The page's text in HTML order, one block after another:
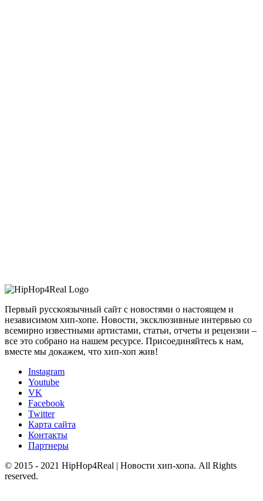
Первый русскоязычный сайт с новостями о настоящем и
независимом хип-хопе. Новости, эксклюзивные интервью со
всемирно известными артистами, статьи, отчеты и рецензии –
все это собрано на нашем ресурсе. Присоединяйтесь к нам,
вместе мы докажем, что хип-хоп жив!
Instagram
Youtube
VK
Facebook
Twitter
Карта сайта
Контакты
Партнеры
© 2015 - 2021 HipHop4Real | Новости хип-хопа. All Rights
reserved.